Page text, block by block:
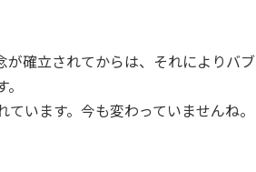
が確立されてからは、それによりバブ
います。今も変わっていませんね。